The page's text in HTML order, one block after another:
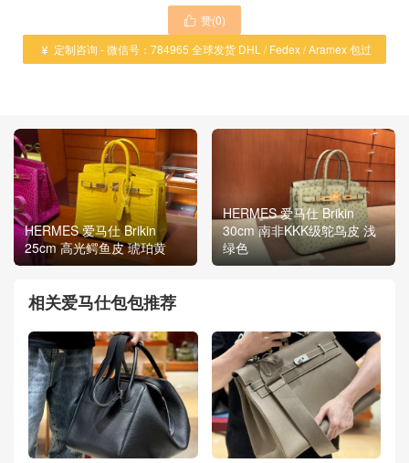
 赞(0)
 定制咨询 - 微信号：784965 全球发货 DHL / Fedex / Aramex 包过
HERMES 爱马仕 Brikin
25cm 高光鳄鱼皮 琥珀黄
HERMES 爱马仕 Brikin
30cm 南非KKK级鸵鸟皮 浅
绿色
相关爱马仕包包推荐